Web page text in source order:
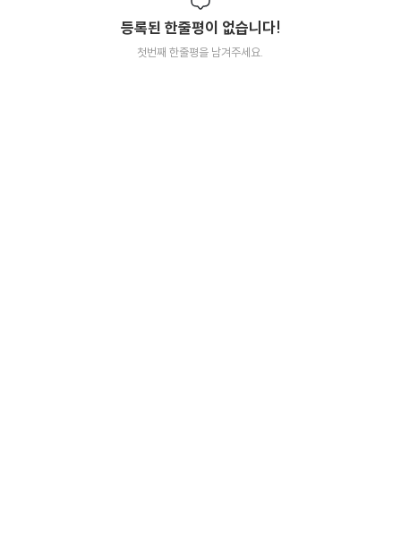
등록된 한줄평이 없습니다!
첫번째 한줄평을 남겨주세요.